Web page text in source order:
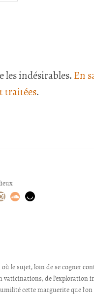
les indésirables. En
traitées.
le sujet, loin de se cogner
vaticinations, de
cette marguerite que l'on